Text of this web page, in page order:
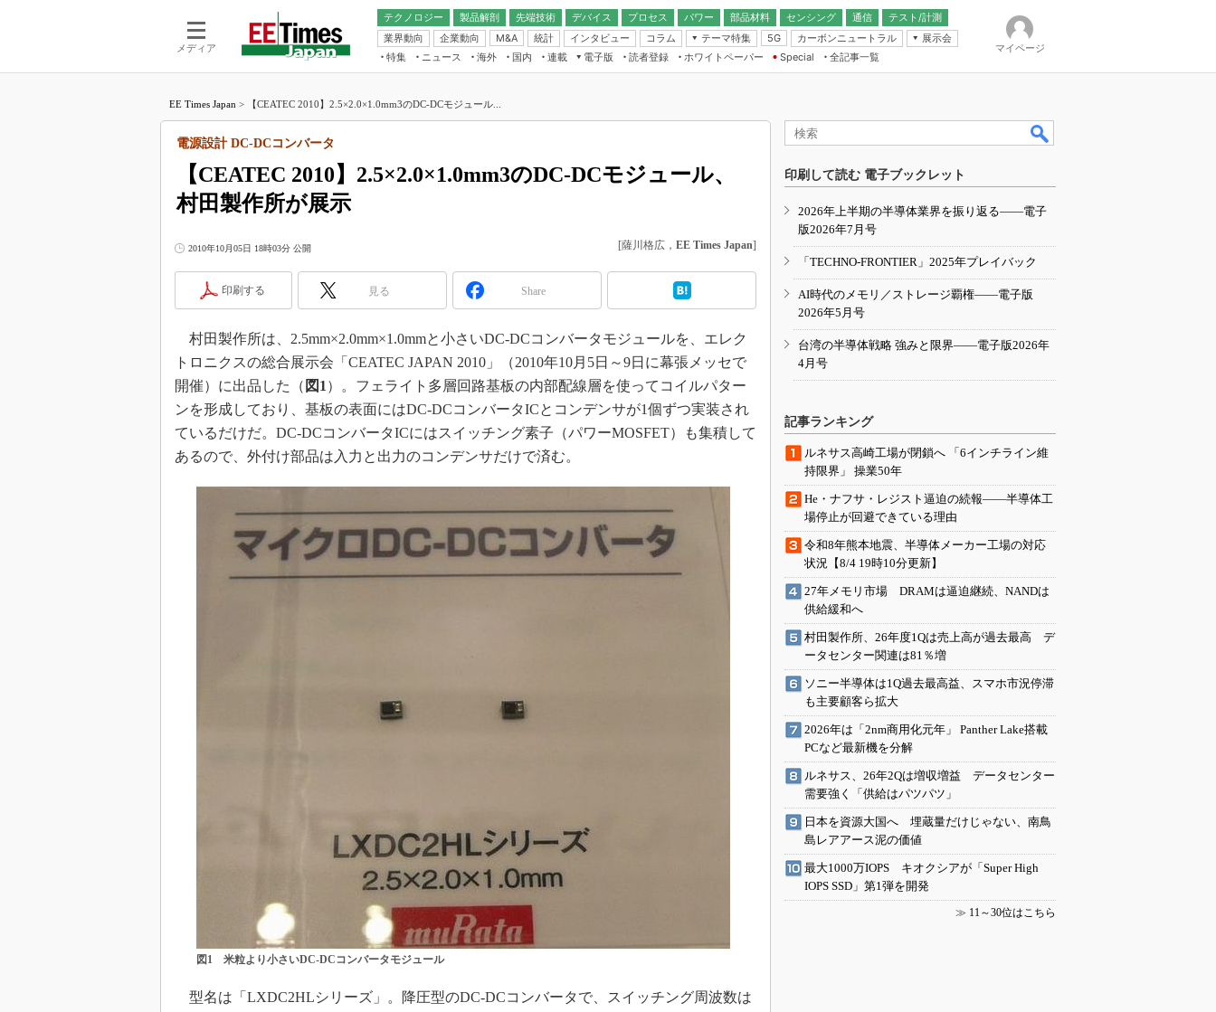
メディア
テクノロジー 製品解剖
先端技術
電池／エネルギー
デバイス
アナログ
マイコン
プロセス パワー 部品材料 センシング
通信
無線
テスト/計測
業界動向
企業動向 M&A 統計 インタビュー コラム
テーマ特集
フィジカルAI
読者調査（EE Times Research）
エレクトロニクス入門（EDN
Japan）
5G カーボンニュートラル
展示会
IoT・エッジコンピューティング
EXPO
TECHNO-FRONTIER
人とくるま展
特集 ニュース 海外 国内
連載
福田昭のデバイス通信
世界を「数字」で回してみよう
踊るバズワード ～Behind the
この10年で起こったこと、次の10年
で起こること
製品分解で探るアジアの新トレンド
光伝送技術を知る
“異端児エンジニア”が仕掛けた社内
改革、執念の180日
JASA発IoT通信
IHSアナリスト「未来展望」
ための新行動論
電子版
電子ブックレット
読者登録 ホワイトペーパー
Special
全記事一覧
マイページ
EE Times Japan > 【CEATEC 2010】2.5×2.0×1.0mm3のDC-DCモジュール...
【CEATEC 2010】2.5×2.0×1.0mm3のDC-DCモジュール、
村田製作所が展示
電源設計 DC-DCコンバータ
2010年10月05日 18時03分 公開 [薩川格広， EE Times Japan]
印刷する 見る Share
村田製作所は、2.5mm×2.0mm×1.0mmと小さいDC-DCコンバータモジュールを、エレク
トロニクスの総合展示会「CEATEC JAPAN 2010」（2010年10月5日～9日に幕張メッセで
開催）に出品した（ 図1 ）。フェライト多層回路基板の内部配線層を使ってコイルパター
ンを形成しており、基板の表面にはDC-DCコンバータICとコンデンサが1個ずつ実装され
ているだけだ。DC-DCコンバータICにはスイッチング素子（パワーMOSFET）も集積して
あるので、外付け部品は入力と出力のコンデンサだけで済む。
図1 米粒より小さいDC-DCコンバータモジュール
型名は「LXDC2HLシリーズ」。降圧型のDC-DCコンバータで、スイッチング周波数は
印刷して読む 電子ブックレット
2026年上半期の半導体業界を振り返る――電子
版2026年7月号
「TECHNO-FRONTIER」2025年プレイバック
AI時代のメモリ／ストレージ覇権――電子版
2026年5月号
台湾の半導体戦略 強みと限界――電子版2026年
4月号
記事ランキング
ルネサス高崎工場が閉鎖へ 「6インチライン維
持限界」 操業50年
He・ナフサ・レジスト逼迫の続報――半導体工
場停止が回避できている理由
令和8年熊本地震、半導体メーカー工場の対応
状況【8/4 19時10分更新】
27年メモリ市場 DRAMは逼迫継続、NANDは
供給緩和へ
村田製作所、26年度1Qは売上高が過去最高 デ
ータセンター関連は81％増
ソニー半導体は1Q過去最高益、スマホ市況停滞
も主要顧客ら拡大
2026年は「2nm商用化元年」 Panther Lake搭載
PCなど最新機を分解
ルネサス、26年2Qは増収増益 データセンター
需要強く「供給はパツパツ」
日本を資源大国へ 埋蔵量だけじゃない、南鳥
島レアアース泥の価値
最大1000万IOPS キオクシアが「Super High
IOPS SSD」第1弾を開発
≫ 11～30位はこちら